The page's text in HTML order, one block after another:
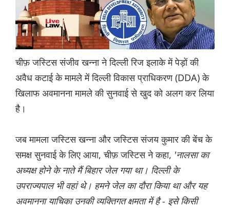
चीफ़ जस्टिस संजीव खन्ना ने दिल्ली रिज इलाके में पेड़ों की
अवैध कटाई के मामले में दिल्ली विकास प्राधिकरण (DDA) के
खिलाफ अवमानना मामले की सुनवाई से खुद को अलग कर लिया
है।
जब मामला जस्टिस खन्ना और जस्टिस संजय कुमार की बेंच के
समक्ष सुनवाई के लिए आया, चीफ़ जस्टिस ने कहा, 'नालसा का
अध्यक्ष होने के नाते मैं बिहार जेल गया था। दिल्ली के
उपराज्यपाल भी वहां थे। हमने जेल का दौरा किया था और यह
अवमानना याचिका उनकी व्यक्तिगत क्षमता में है - इसे किसी